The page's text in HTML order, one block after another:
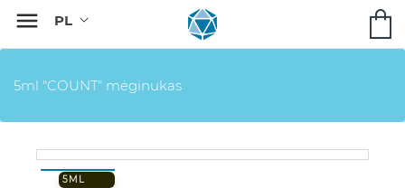

5ml "COUNT" mėginukas
5ML